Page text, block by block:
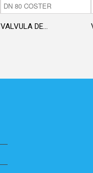
VALVULA DE...